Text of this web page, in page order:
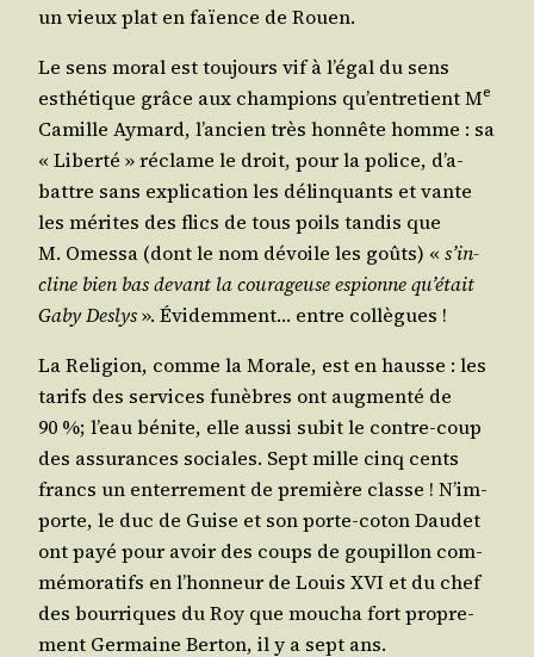
un vieux plat en faïence de Rouen.
Le sens moral est tou­jours vif à l’é­gal du sens
esthé­tique grâce aux cham­pions qu’en­tre­tient Me
Camille Aymard, l’an­cien très hon­nête homme : sa
« Liber­té » réclame le droit, pour la police, d’a­
battre sans expli­ca­tion les délin­quants et vante
les mérites des flics de tous poils tan­dis que
M. Omes­sa (dont le nom dévoile les goûts) « s’in­
cline bien bas devant la cou­ra­geuse espionne qu’é­tait
Gaby Des­lys». Évi­dem­ment… entre collègues !
La Reli­gion, comme la Morale, est en hausse : les
tarifs des ser­vices funèbres ont aug­men­té de
90 %; l’eau bénite, elle aus­si subit le contre-coup
des assu­rances sociales. Sept mille cinq cents
francs un enter­re­ment de pre­mière classe ! N’im­
porte, le duc de Guise et son porte-coton Dau­det
ont payé pour avoir des coups de gou­pillon com­
mé­mo­ra­tifs en l’hon­neur de Louis XVI et du chef
des bour­riques du Roy que mou­cha fort pro­pre­
ment Ger­maine Ber­ton, il y a sept ans.